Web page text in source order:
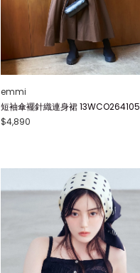
emmi
短袖傘襬針織連身裙 13WCO264105
$4,890